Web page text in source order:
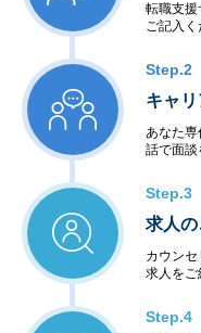
転職支援
ご記入く
Step.2
キャ
あなた専
話で面談
Step.3
求人
カウン
求人をご
Step.4